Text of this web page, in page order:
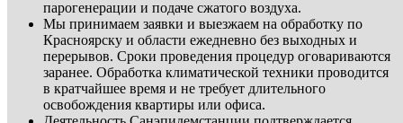
парогенерации и подаче сжатого воздуха.
Мы принимаем заявки и выезжаем на обработку по
Красноярску и области ежедневно без выходных и
перерывов. Сроки проведения процедур оговариваются
заранее. Обработка климатической техники проводится
в кратчайшее время и не требует длительного
освобождения квартиры или офиса.